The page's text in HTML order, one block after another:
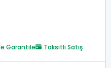
Garantile Taksitli Satış